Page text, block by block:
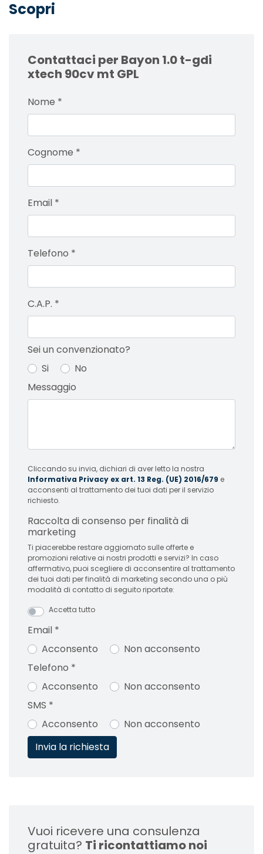
Scopri
Contattaci per Bayon 1.0 t-gdi
xtech 90cv mt GPL
Nome *
Cognome *
Email *
Telefono *
C.A.P. *
Sei un convenzionato?
Si
No
Messaggio
Cliccando su invia, dichiari di aver letto la nostra
Informativa Privacy ex art. 13 Reg. (UE) 2016/679 e
acconsenti al trattamento dei tuoi dati per il servizio
richiesto.
Raccolta di consenso per finalità di
marketing
Ti piacerebbe restare aggiornato sulle offerte e
promozioni relative ai nostri prodotti e servizi? In caso
affermativo, puoi scegliere di acconsentire al trattamento
dei tuoi dati per finalità di marketing secondo una o più
modalità di contatto di seguito riportate:
Accetta tutto
Email *
Acconsento
Non acconsento
Telefono *
Acconsento
Non acconsento
SMS *
Acconsento
Non acconsento
Vuoi ricevere una consulenza
gratuita? Ti ricontattiamo noi